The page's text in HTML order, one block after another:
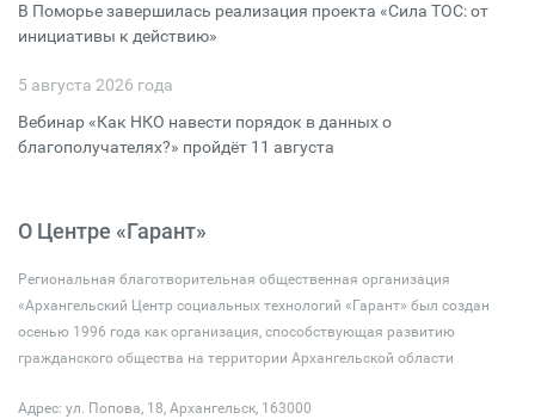
В Поморье завершилась реализация проекта «Сила ТОС: от
инициативы к действию»
5 августа 2026 года
Вебинар «Как НКО навести порядок в данных о
благополучателях?» пройдёт 11 августа
О Центре «Гарант»
Региональная благотворительная общественная организация
«Архангельский Центр социальных технологий «Гарант» был создан
осенью 1996 года как организация, способствующая развитию
гражданского общества на территории Архангельской области
Адрес: ул. Попова, 18, Архангельск, 163000